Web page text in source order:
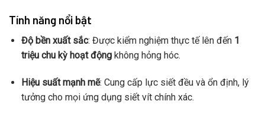
Tính năng nổi bật
Độ bền xuất sắc: Được kiểm nghiệm thực tế lên đến 1
triệu chu kỳ hoạt độngkhông hỏng hóc.
Hiệu suất mạnh mẽ: Cung cấp lực siết đều và ổn định, lý
tưởng cho mọi ứng dụng siết vít chính xác.